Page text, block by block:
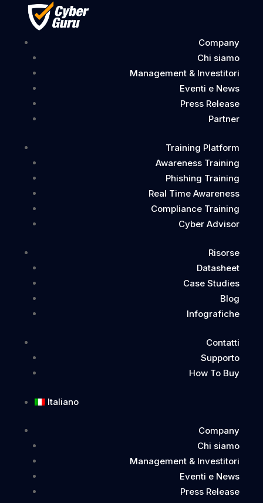
Company
Chi siamo
Management & Investitori
Eventi e News
Press Release
Partner
Training Platform
Awareness Training
Phishing Training
Real Time Awareness
Compliance Training
Cyber Advisor
Risorse
Datasheet
Case Studies
Blog
Infografiche
Contatti
Supporto
How To Buy
Italiano
Company
Chi siamo
Management & Investitori
Eventi e News
Press Release
Nessun risultato
La pagina richiesta non è stata trovata. Affina la tua
ricerca, o utilizza la barra di navigazione qui sopra per
trovare il post.
Categorie
Blog
Eventi Cyber Security – Cyber Guru soluzioni per la
Security Awareness
Webinar – Cyber Guru soluzioni per la Security
Awareness
Articoli Recenti
Truffe in vacanza: come riconoscerle e proteggersi
Nessuno è infallibile: quando la consapevolezza
incontra la tecnologia
processuale diventa un input per l’intelligenza artificiale
16 Luglio 2026
Phishing e natura umana: perché i tuoi dipendenti
continuano a cadere nella trappola (e come cambiarlo)
2 Luglio 2026